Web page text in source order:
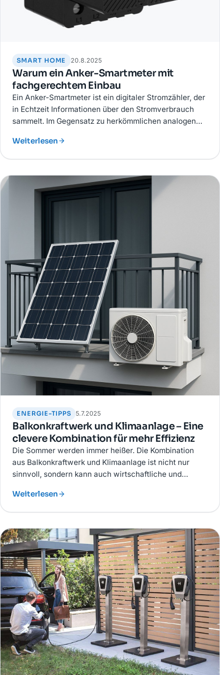
SMART HOME 20.8.2025
Warum ein Anker-Smartmeter mit
fachgerechtem Einbau
Ein Anker-Smartmeter ist ein digitaler Stromzähler, der
in Echtzeit Informationen über den Stromverbrauch
sammelt. Im Gegensatz zu herkömmlichen analogen
Energienutzung.
Weiterlesen
ENERGIE-TIPPS 5.7.2025
Balkonkraftwerk und Klimaanlage – Eine
clevere Kombination für mehr Effizienz
Die Sommer werden immer heißer. Die Kombination
aus Balkonkraftwerk und Klimaanlage ist nicht nur
sinnvoll, sondern kann auch wirtschaftliche und
Weiterlesen